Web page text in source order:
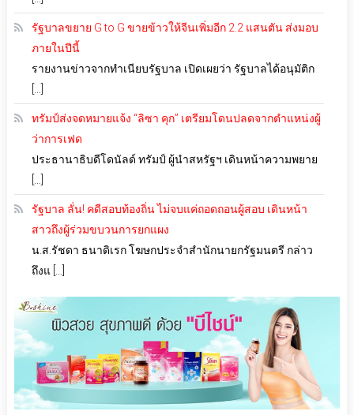
รัฐบาลขยาย G to G ขายข้าวให้จีนเพิ่มอีก 2.2 แสนตัน ส่งมอบ
ภายในปีนี้
รายงานข่าวจากทำเนียบรัฐบาล เปิดเผยว่า รัฐบาลได้อนุมัติก
ทรัมป์ส่งจดหมายแจ้ง “ลิซา คุก” เตรียมโดนปลดจากตำแหน่งผู้
ว่าการเฟด
ประธานาธิบดีโดนัลด์ ทรัมป์ ผู้นำสหรัฐฯ เดินหน้าความพยาย
รัฐบาล ลั่น! คดีสอบท้องถิ่น ไม่จบแค่ถอดถอนผู้สอบ เดินหน้า
สาวถึงผู้ร่วมขบวนการยกแผง
น.ส.รัชดา ธนาดิเรก โฆษกประจำสำนักนายกรัฐมนตรี กล่าว
ถึงแ […]